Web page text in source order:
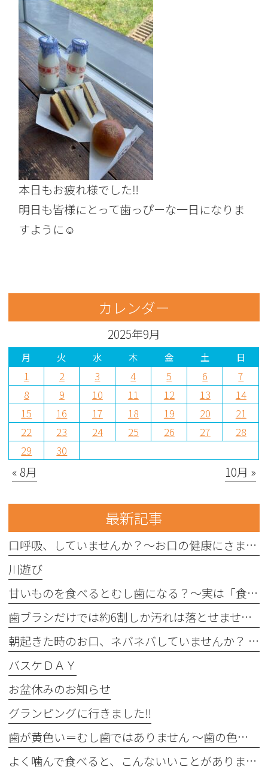
本日もお疲れ様でした‼︎
明日も皆様にとって歯っぴーな一日になりま
すように☺︎
カレンダー
2025年9月
月 火 水 木 金 土 日
1 2 3 4 5 6
7
8
9 10 11 12 13
14
15
16 17 18 19 20
21
22
23 24 25 26 27
28
29
30
« 8月 10月 »
最新記事
口呼吸、していませんか？〜お口の健康にさまざまな影響を与えることがあります〜
川遊び
甘いものを食べるとむし歯になる？〜実は「食べる回数」がポイントです〜
歯ブラシだけでは約6割しか汚れは落とせません〜フロスや歯間ブラシが大切な理由〜
朝起きた時のお口、ネバネバしていませんか？ 〜実は細菌が増えているサインかもしれません〜
バスケＤＡＹ
お盆休みのお知らせ
グランピングに行きました‼︎
歯が黄色い＝むし歯ではありません 〜歯の色にはさまざまな原因があります〜
よく噛んで食べると、こんないいことがあります！